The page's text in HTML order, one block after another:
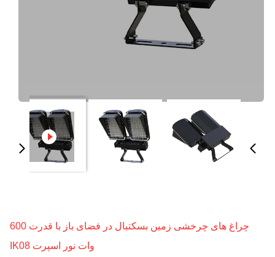
چراغ های چرخشی زمین بسکتبال در فضای باز با قدرت 600
وات نور اسپرت IK08